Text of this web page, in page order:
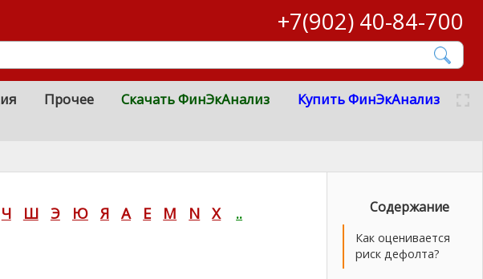
+7(902) 40-84-700
Прочее Скачать ФинЭкАнализ Купить ФинЭкАнализ
Ч Ш Э Ю Я A E M N X .. Содержание
Как оценивается
риск дефолта?